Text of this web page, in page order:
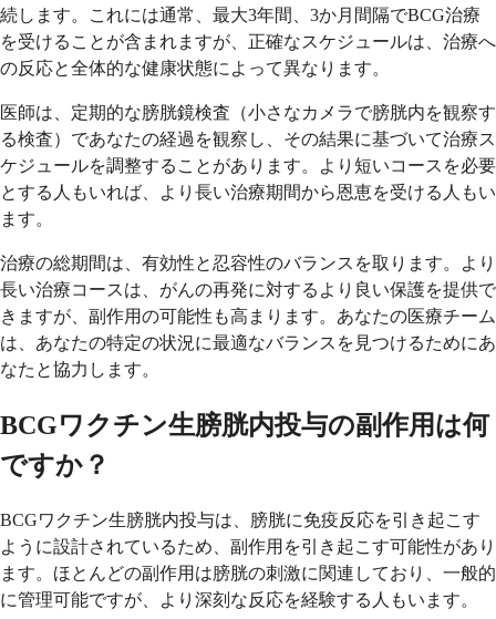
続します。これには通常、最大3年間、3か月間隔でBCG治療
を受けることが含まれますが、正確なスケジュールは、治療へ
の反応と全体的な健康状態によって異なります。
医師は、定期的な膀胱鏡検査（小さなカメラで膀胱内を観察す
る検査）であなたの経過を観察し、その結果に基づいて治療ス
ケジュールを調整することがあります。より短いコースを必要
とする人もいれば、より長い治療期間から恩恵を受ける人もい
ます。
治療の総期間は、有効性と忍容性のバランスを取ります。より
長い治療コースは、がんの再発に対するより良い保護を提供で
きますが、副作用の可能性も高まります。あなたの医療チーム
は、あなたの特定の状況に最適なバランスを見つけるためにあ
なたと協力します。
BCGワクチン生膀胱内投与の副作用は何
ですか？
BCGワクチン生膀胱内投与は、膀胱に免疫反応を引き起こす
ように設計されているため、副作用を引き起こす可能性があり
ます。ほとんどの副作用は膀胱の刺激に関連しており、一般的
に管理可能ですが、より深刻な反応を経験する人もいます。